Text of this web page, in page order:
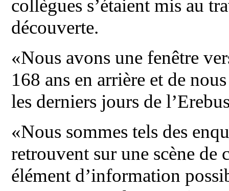
collègues s’étaient mis au
découverte.
«Nous avons une fenêtre
168 ans en arrière et de
les derniers jours de
«Nous sommes tels des
retrouvent sur une scène
élément d’information